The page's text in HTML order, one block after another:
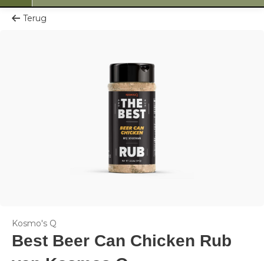
Terug
Kosmo's Q
Best Beer Can Chicken Rub